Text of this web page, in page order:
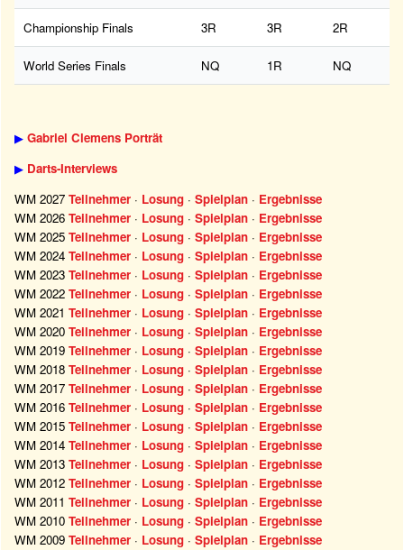
Championship Finals 3R 3R 2R
World Series Finals NQ 1R NQ
▶ Gabriel Clemens Porträt
▶ Darts-Interviews
WM 2027 Teilnehmer · Losung · Spielplan · Ergebnisse
WM 2026 Teilnehmer · Losung · Spielplan · Ergebnisse
WM 2025 Teilnehmer · Losung · Spielplan · Ergebnisse
WM 2024 Teilnehmer · Losung · Spielplan · Ergebnisse
WM 2023 Teilnehmer · Losung · Spielplan · Ergebnisse
WM 2022 Teilnehmer · Losung · Spielplan · Ergebnisse
WM 2021 Teilnehmer · Losung · Spielplan · Ergebnisse
WM 2020 Teilnehmer · Losung · Spielplan · Ergebnisse
WM 2019 Teilnehmer · Losung · Spielplan · Ergebnisse
WM 2018 Teilnehmer · Losung · Spielplan · Ergebnisse
WM 2017 Teilnehmer · Losung · Spielplan · Ergebnisse
WM 2016 Teilnehmer · Losung · Spielplan · Ergebnisse
WM 2015 Teilnehmer · Losung · Spielplan · Ergebnisse
WM 2014 Teilnehmer · Losung · Spielplan · Ergebnisse
WM 2013 Teilnehmer · Losung · Spielplan · Ergebnisse
WM 2012 Teilnehmer · Losung · Spielplan · Ergebnisse
WM 2011 Teilnehmer · Losung · Spielplan · Ergebnisse
WM 2010 Teilnehmer · Losung · Spielplan · Ergebnisse
WM 2009 Teilnehmer · Losung · Spielplan · Ergebnisse